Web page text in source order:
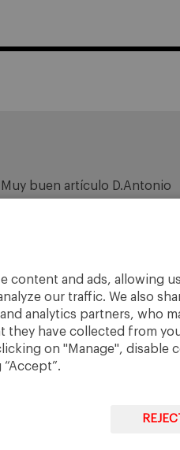
content and ads, allowing
our traffic. We also
analytics partners, who
they have collected from
on "Manage", disable
REJECT
buen artículo D.Antonio